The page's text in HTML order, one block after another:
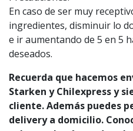
En caso de ser muy
ingredientes, disminuir lo
e ir aumentando de 5 en 5
deseados.
Recuerda que hacemos
Starken y Chilexpress y
cliente. Además puedes
delivery a domicilio.